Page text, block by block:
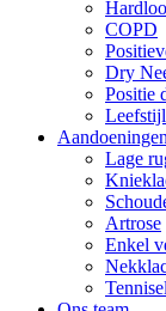
COPD
Dry
Positie
Aandoeningen
Lage
Artrose
Enkel